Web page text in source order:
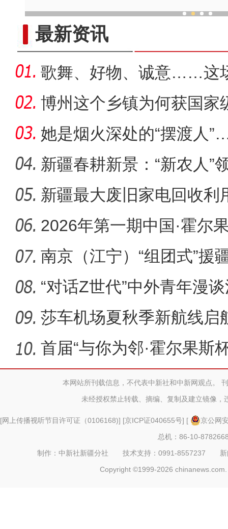
最新资讯
歌舞、好物、诚意……这
力圈粉
博州这个乡镇为何获国家
她是烟火深处的“摆渡人
新疆春耕新景：“新农人”
新疆最大废旧家电回收利
东区投
2026年第一期中国·霍尔
举办
南京（江宁）“组团式”援
疗“心
“对话Z世代”中外青年漫
斯举
莎车机场夏秋季新航线
车首航航
首届“与你为邻·霍尔果斯
本网站所刊载信息，不代表中新社和中新网观点。
未经授权禁止转载、摘编、复制及建立镜像，
[网上传播视听节目许可证（0106168)] [京ICP证040655号] [
京公网
总机：86-10-
制作：中新社新疆分社 技术支持：0991-8557237
Copyright ©1999-2026